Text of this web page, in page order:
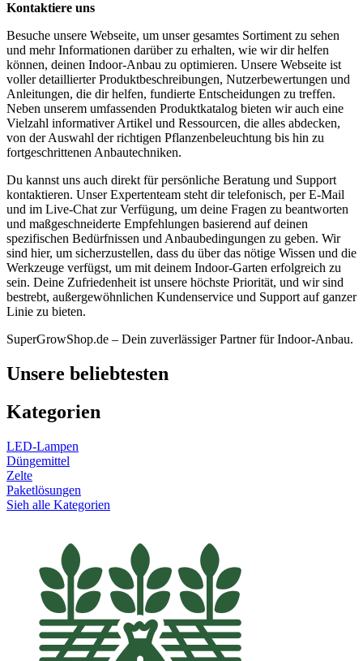
Kontaktiere uns
Besuche unsere Webseite, um unser gesamtes Sortiment zu sehen
und mehr Informationen darüber zu erhalten, wie wir dir helfen
können, deinen Indoor-Anbau zu optimieren. Unsere Webseite ist
voller detaillierter Produktbeschreibungen, Nutzerbewertungen und
Anleitungen, die dir helfen, fundierte Entscheidungen zu treffen.
Neben unserem umfassenden Produktkatalog bieten wir auch eine
Vielzahl informativer Artikel und Ressourcen, die alles abdecken,
von der Auswahl der richtigen Pflanzenbeleuchtung bis hin zu
fortgeschrittenen Anbautechniken.
Du kannst uns auch direkt für persönliche Beratung und Support
kontaktieren. Unser Expertenteam steht dir telefonisch, per E-Mail
und im Live-Chat zur Verfügung, um deine Fragen zu beantworten
und maßgeschneiderte Empfehlungen basierend auf deinen
spezifischen Bedürfnissen und Anbaubedingungen zu geben. Wir
sind hier, um sicherzustellen, dass du über das nötige Wissen und die
Werkzeuge verfügst, um mit deinem Indoor-Garten erfolgreich zu
sein. Deine Zufriedenheit ist unsere höchste Priorität, und wir sind
bestrebt, außergewöhnlichen Kundenservice und Support auf ganzer
Linie zu bieten.
SuperGrowShop.de – Dein zuverlässiger Partner für Indoor-Anbau.
Unsere beliebtesten
Kategorien
LED-Lampen
Düngemittel
Zelte
Paketlösungen
Sieh alle Kategorien